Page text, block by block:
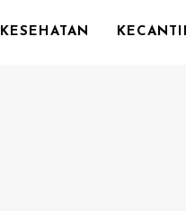
KESEHATAN